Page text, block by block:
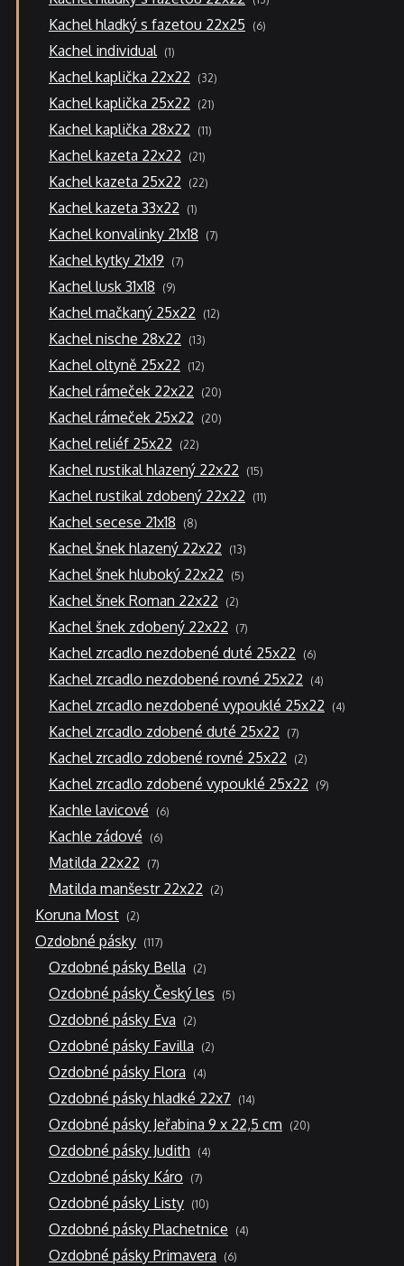
produktů
Kachel hladký s fazetou 22x25 66
produktů
Kachel individual 11
produkt
Kachel kaplička 22x22 3232
produktů
Kachel kaplička 25x22 2121
produktů
Kachel kaplička 28x22 1111
produktů
Kachel kazeta 22x22 2121
produktů
Kachel kazeta 25x22 2222
produktů
Kachel kazeta 33x22 11
produkt
Kachel konvalinky 21x18 77
produktů
Kachel kytky 21x19 77
produktů
Kachel lusk 31x18 99
produktů
Kachel mačkaný 25x22 1212
produktů
Kachel nische 28x22 1313
produktů
Kachel oltyně 25x22 1212
produktů
Kachel rámeček 22x22 2020
produktů
Kachel rámeček 25x22 2020
produktů
Kachel reliéf 25x22 2222
produktů
Kachel rustikal hlazený 22x22 1515
produktů
Kachel rustikal zdobený 22x22 1111
produktů
Kachel secese 21x18 88
produktů
Kachel šnek hlazený 22x22 1313
produktů
Kachel šnek hluboký 22x22 55
produktů
Kachel šnek Roman 22x22 22
produkty
Kachel šnek zdobený 22x22 77
produktů
Kachel zrcadlo nezdobené duté 25x22 66
produktů
Kachel zrcadlo nezdobené rovné 25x22 44
produkty
Kachel zrcadlo nezdobené vypouklé 25x22 44
produkty
Kachel zrcadlo zdobené duté 25x22 77
produktů
Kachel zrcadlo zdobené rovné 25x22 22
produkty
Kachel zrcadlo zdobené vypouklé 25x22 99
produktů
Kachle lavicové 66
produktů
Kachle zádové 66
produktů
Matilda 22x22 77
produktů
Matilda manšestr 22x22 22
produkty
Koruna Most 22
produkty
Ozdobné pásky 117117
produktů
Ozdobné pásky Bella 22
produkty
Ozdobné pásky Český les 55
produktů
Ozdobné pásky Eva 22
produkty
Ozdobné pásky Favilla 22
produkty
Ozdobné pásky Flora 44
produkty
Ozdobné pásky hladké 22x7 1414
produktů
Ozdobné pásky Jeřabina 9 x 22,5 cm 2020
produktů
Ozdobné pásky Judith 44
produkty
Ozdobné pásky Káro 77
produktů
Ozdobné pásky Listy 1010
produktů
Ozdobné pásky Plachetnice 44
produkty
Ozdobné pásky Primavera 66